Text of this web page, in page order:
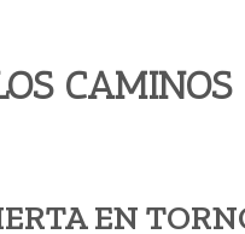
CAMINOS
EN